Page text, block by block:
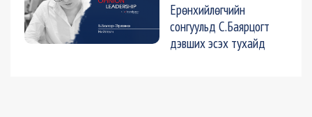
Ерөнхийлөгчийн
сонгуульд С.Баярцогт
дэвших эсэх тухайд